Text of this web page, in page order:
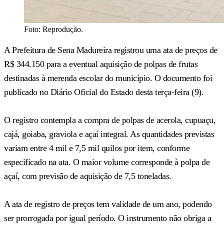
Foto: Reprodução.
A Prefeitura de Sena Madureira registrou uma ata de preços de
R$ 344.150 para a eventual aquisição de polpas de frutas
destinadas à merenda escolar do município. O documento foi
publicado no Diário Oficial do Estado desta terça-feira (9).
O registro contempla a compra de polpas de acerola, cupuaçu,
cajá, goiaba, graviola e açaí integral. As quantidades previstas
variam entre 4 mil e 7,5 mil quilos por item, conforme
especificado na ata. O maior volume corresponde à polpa de
açaí, com previsão de aquisição de 7,5 toneladas.
A ata de registro de preços tem validade de um ano, podendo
ser prorrogada por igual período. O instrumento não obriga a